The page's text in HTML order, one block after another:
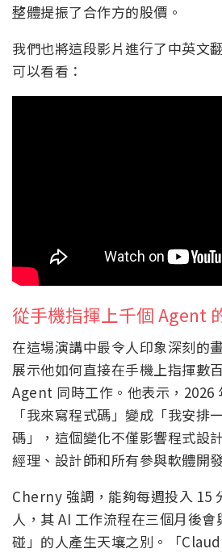
整體提振了合作方的股價。
我們也將這段影片進行了中英文
可以看看：
從手機指揮上千個 Agent
在這場演講中最令人印象深刻的
展示他如何直接在手機上指揮數
Agent 同時工作。他表示，2026
「我來寫程式碼」變成「我安排
碼」，這個變化不僅影響程式設
經理、設計師和所有參與軟體開
Cherny 強調，能夠每週投入 15
人，其 AI 工作流程在三個月後
碰」的人產生天壤之別。「